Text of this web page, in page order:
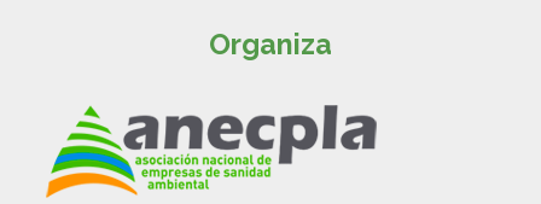
Organiza